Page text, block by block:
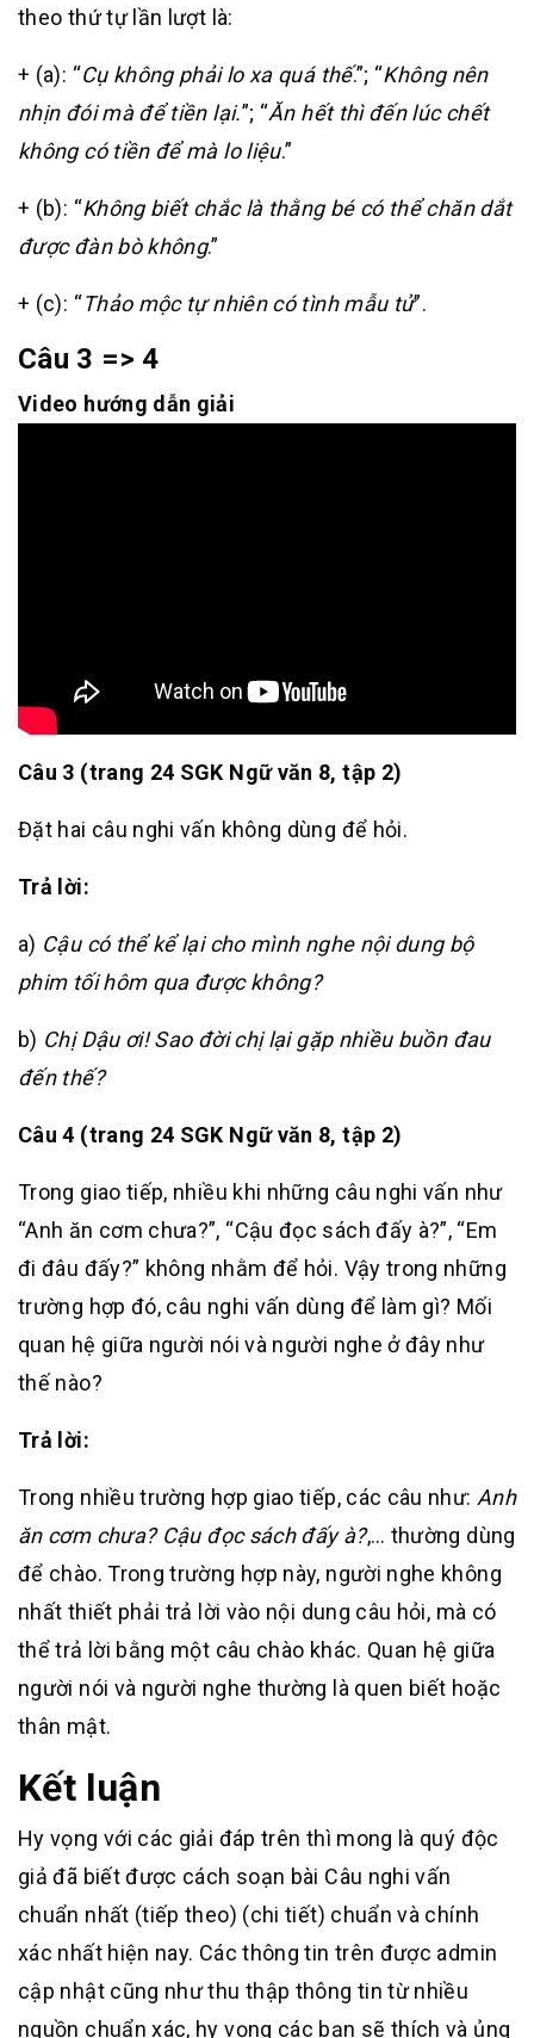
theo thứ tự lần lượt là:
+ (a): “Cụ không phải lo xa quá thế.”; “Không nên
nhịn đói mà để tiền lại.”; “Ăn hết thì đến lúc chết
không có tiền để mà lo liệu.”
+ (b): “Không biết chắc là thằng bé có thể chăn dắt
được đàn bò không.”
+ (c): “Thảo mộc tự nhiên có tình mẫu tử”.
Câu 3 => 4
Video hướng dẫn giải
Câu 3 (trang 24 SGK Ngữ văn 8, tập 2)
Đặt hai câu nghi vấn không dùng để hỏi.
Trả lời:
a) Cậu có thể kể lại cho mình nghe nội dung bộ
phim tối hôm qua được không?
b) Chị Dậu ơi! Sao đời chị lại gặp nhiều buồn đau
đến thế?
Câu 4 (trang 24 SGK Ngữ văn 8, tập 2)
Trong giao tiếp, nhiều khi những câu nghi vấn như
“Anh ăn cơm chưa?”, “Cậu đọc sách đấy à?”, “Em
đi đâu đấy?” không nhằm để hỏi. Vậy trong những
trường hợp đó, câu nghi vấn dùng để làm gì? Mối
quan hệ giữa người nói và người nghe ở đây như
thế nào?
Trả lời:
Trong nhiều trường hợp giao tiếp, các câu như: Anh
ăn cơm chưa? Cậu đọc sách đấy à?,… thường dùng
để chào. Trong trường hợp này, người nghe không
nhất thiết phải trả lời vào nội dung câu hỏi, mà có
thể trả lời bằng một câu chào khác. Quan hệ giữa
người nói và người nghe thường là quen biết hoặc
thân mật.
Kết luận
Hy vọng với các giải đáp trên thì mong là quý độc
giả đã biết được cách soạn bài Câu nghi vấn
chuẩn nhất (tiếp theo) (chi tiết) chuẩn và chính
xác nhất hiện nay. Các thông tin trên được admin
cập nhật cũng như thu thập thông tin từ nhiều
nguồn chuẩn xác, hy vọng các bạn sẽ thích và ủng